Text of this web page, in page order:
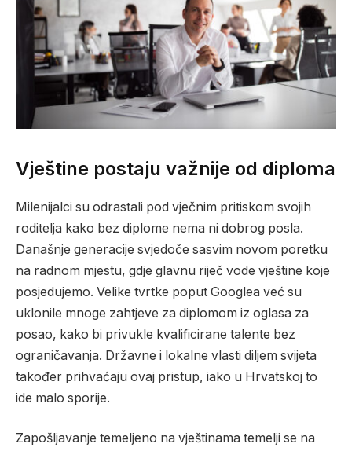
Vještine postaju važnije od diploma
Milenijalci su odrastali pod vječnim pritiskom svojih
roditelja kako bez diplome nema ni dobrog posla.
Današnje generacije svjedoče sasvim novom poretku
na radnom mjestu, gdje glavnu riječ vode vještine koje
posjedujemo. Velike tvrtke poput Googlea već su
uklonile mnoge zahtjeve za diplomom iz oglasa za
posao, kako bi privukle kvalificirane talente bez
ograničavanja. Državne i lokalne vlasti diljem svijeta
također prihvaćaju ovaj pristup, iako u Hrvatskoj to
ide malo sporije.
Zapošljavanje temeljeno na vještinama temelji se na